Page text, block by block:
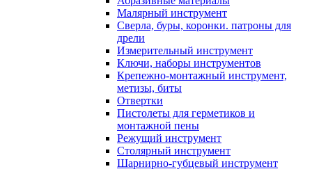
Малярный инструмент
Сверла, буры, коронки. патроны для
дрели
Измерительный инструмент
Ключи, наборы инструментов
Крепежно-монтажный инструмент,
метизы, биты
Отвертки
Пистолеты для герметиков и
монтажной пены
Режущий инструмент
Столярный инструмент
Шарнирно-губцевый инструмент